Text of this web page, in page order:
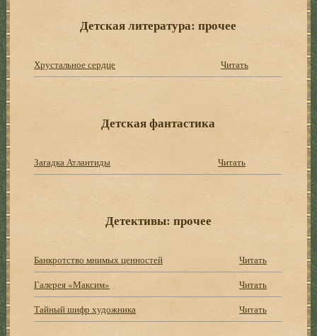
Детская литература: прочее
Хрустальное сердце Читать
Детская фантастика
Загадка Атлантиды Читать
Детективы: прочее
Банкротство мнимых ценностей
Читать
Галерея «Максим»
Читать
Тайный шифр художника
Читать